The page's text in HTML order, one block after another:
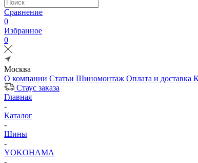
Сравнение
0
Избранное
0
Москва
О компании Статьи Шиномонтаж Оплата и доставка
Стаус заказа
Главная
-
Каталог
-
Шины
-
YOKOHAMA